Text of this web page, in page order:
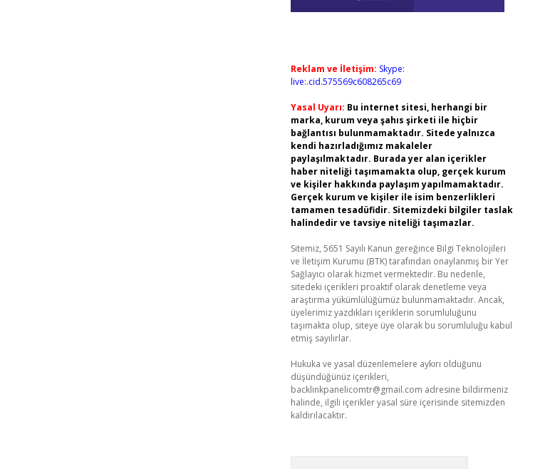
Reklam ve İletişim: Skype:
live:.cid.575569c608265c69
Yasal Uyarı: Bu internet sitesi, herhangi bir
marka, kurum veya şahıs şirketi ile hiçbir
bağlantısı bulunmamaktadır. Sitede yalnızca
kendi hazırladığımız makaleler
paylaşılmaktadır. Burada yer alan içerikler
haber niteliği taşımamakta olup, gerçek kurum
ve kişiler hakkında paylaşım yapılmamaktadır.
Gerçek kurum ve kişiler ile isim benzerlikleri
tamamen tesadüfidir. Sitemizdeki bilgiler taslak
halindedir ve tavsiye niteliği taşımazlar.
Sitemiz, 5651 Sayılı Kanun gereğince Bilgi Teknolojileri
ve İletişim Kurumu (BTK) tarafından onaylanmış bir Yer
Sağlayıcı olarak hizmet vermektedir. Bu nedenle,
sitedeki içerikleri proaktif olarak denetleme veya
araştırma yükümlülüğümüz bulunmamaktadır. Ancak,
üyelerimiz yazdıkları içeriklerin sorumluluğunu
taşımakta olup, siteye üye olarak bu sorumluluğu kabul
etmiş sayılırlar.
Hukuka ve yasal düzenlemelere aykırı olduğunu
düşündüğünüz içerikleri,
backlinkpanelicomtr@gmail.com adresine bildirmeniz
halinde, ilgili içerikler yasal süre içerisinde sitemizden
kaldırılacaktır.